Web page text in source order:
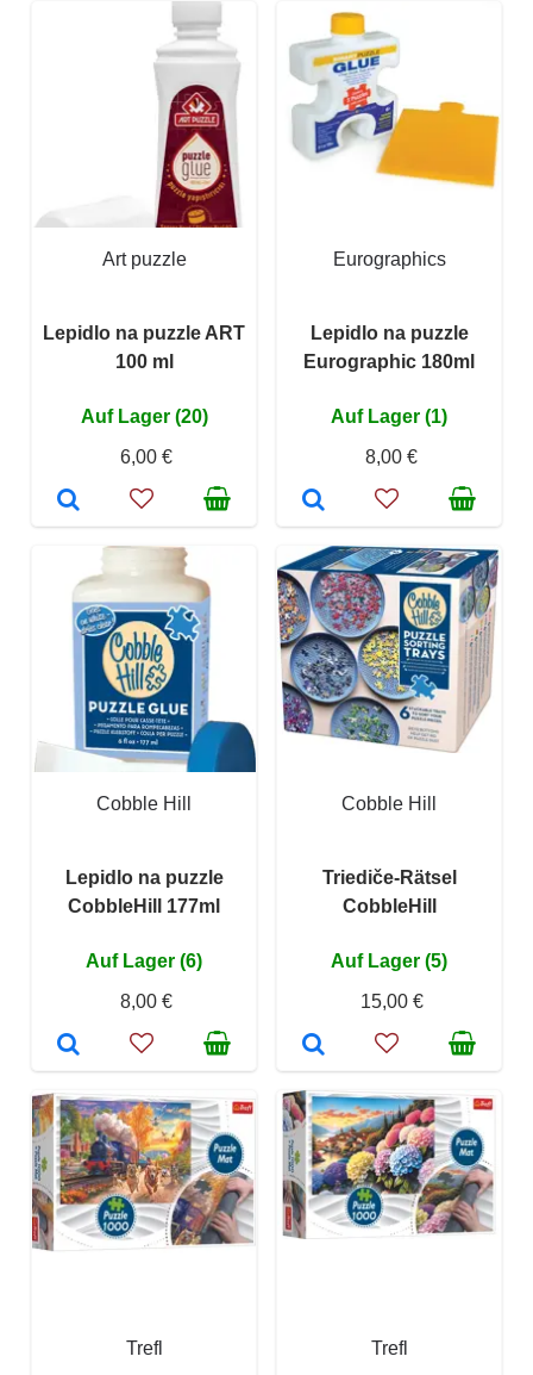
Art puzzle
Lepidlo na puzzle ART
100 ml
Auf Lager (20)
6,00 €
Eurographics
Lepidlo na puzzle
Eurographic 180ml
Auf Lager (1)
8,00 €
Cobble Hill
Lepidlo na puzzle
CobbleHill 177ml
Auf Lager (6)
8,00 €
Cobble Hill
Triediče-Rätsel
CobbleHill
Auf Lager (5)
15,00 €
Trefl
Trefl